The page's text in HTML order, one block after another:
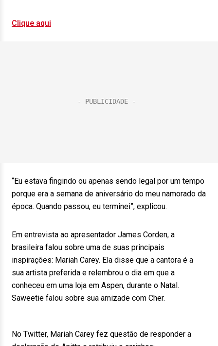
Clique aqui
“Eu estava fingindo ou apenas sendo legal por um tempo
porque era a semana de aniversário do meu namorado da
época. Quando passou, eu terminei”, explicou.
Em entrevista ao apresentador James Corden, a
brasileira falou sobre uma de suas principais
inspirações: Mariah Carey. Ela disse que a cantora é a
sua artista preferida e relembrou o dia em que a
conheceu em uma loja em Aspen, durante o Natal.
Saweetie falou sobre sua amizade com Cher.
No Twitter, Mariah Carey fez questão de responder a